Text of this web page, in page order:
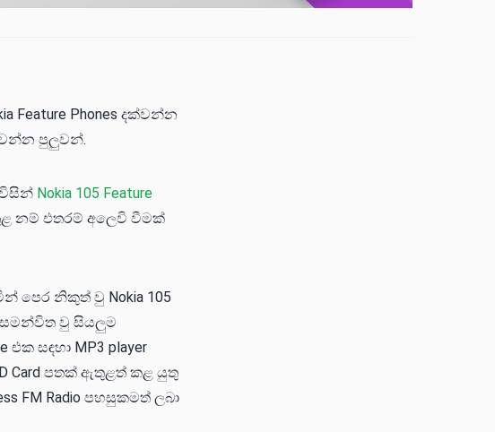
Feature Phones දක්වන්න
පුලුවන්.
විසින් Nokia 105 Feature
නම් එතරම් අලෙවි වීමක්
පෙර නිකුත් වු Nokia 105
සමන්විත වු සියලුම
සඳහා MP3 player
Card පතක් ඇතුළත් කළ යුතු
FM Radio පහසුකමත් ලබා